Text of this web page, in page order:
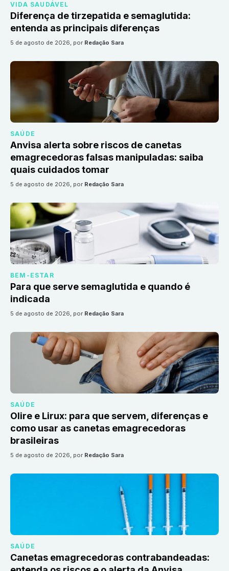
VIDA SAUDÁVEL
Diferença de tirzepatida e semaglutida:
entenda as principais diferenças
5 de agosto de 2026, por Redação Sara
SAÚDE
Anvisa alerta sobre riscos de canetas
emagrecedoras falsas manipuladas: saiba
quais cuidados tomar
5 de agosto de 2026, por Redação Sara
BEM-ESTAR
Para que serve semaglutida e quando é
indicada
5 de agosto de 2026, por Redação Sara
SAÚDE
Olire e Lirux: para que servem, diferenças e
como usar as canetas emagrecedoras
brasileiras
5 de agosto de 2026, por Redação Sara
SAÚDE
Canetas emagrecedoras contrabandeadas: